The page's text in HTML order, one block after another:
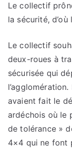
Le collectif
la sécurité,
Le collectif
deux-roues à
sécurisée qui
avaient fait le
ardéchois où le
de tolérance »
4×4 qui ne font